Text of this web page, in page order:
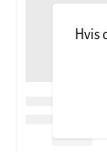
Hvis